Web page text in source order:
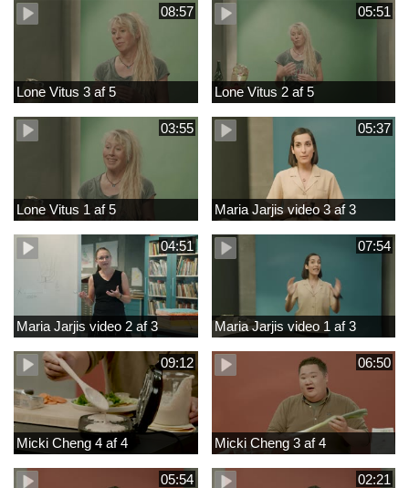
08:57
Lone Vitus 3 af 5
05:51
Lone Vitus 2 af 5
03:55
Lone Vitus 1 af 5
05:37
Maria Jarjis video 3 af 3
04:51
Maria Jarjis video 2 af 3
07:54
Maria Jarjis video 1 af 3
09:12
Micki Cheng 4 af 4
06:50
Micki Cheng 3 af 4
05:54 02:21